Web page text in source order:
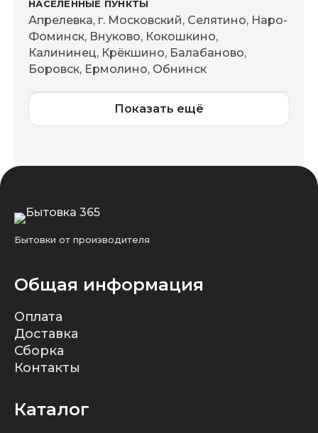
Апрелевка, г. Московский, Селятино, Наро-
Фоминск, Внуково, Кокошкино,
Калининец, Крёкшино, Балабаново,
Боровск, Ермолино, Обнинск
Показать ещё
Бытовки от производителя
Общая информация
Оплата
Доставка
Сборка
Контакты
Каталог